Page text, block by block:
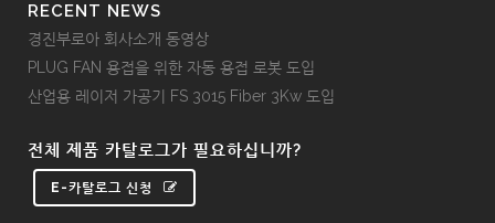
RECENT NEWS
경진부로아 회사소개 동영상
PLUG FAN 용접을 위한 자동 용접 로봇 도입
산업용 레이저 가공기 FS 3015 Fiber 3Kw 도입
전체 제품 카탈로그가 필요하십니까?
E-카탈로그 신청